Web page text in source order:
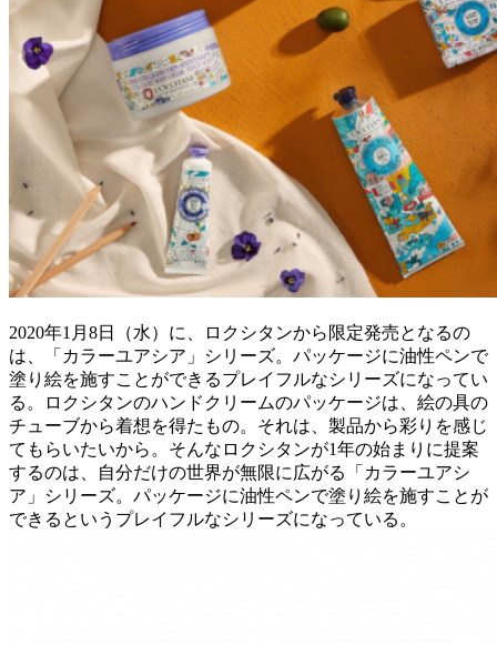
2020年1月8日（水）に、ロクシタンから限定発売となるの
は、「カラーユアシア」シリーズ。パッケージに油性ペンで
塗り絵を施すことができるプレイフルなシリーズになってい
る。ロクシタンのハンドクリームのパッケージは、絵の具の
チューブから着想を得たもの。それは、製品から彩りを感じ
てもらいたいから。そんなロクシタンが1年の始まりに提案
するのは、自分だけの世界が無限に広がる「カラーユアシ
ア」シリーズ。パッケージに油性ペンで塗り絵を施すことが
できるというプレイフルなシリーズになっている。